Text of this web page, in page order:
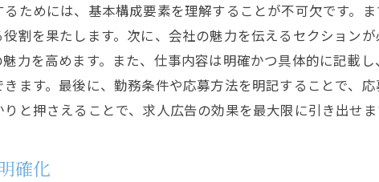
具体的かつ明確な仕事内容の説明
福利厚生と待遇の強調
効果的なビジュアルの選定
応募行動を促すコールトゥアクシ
ためには、基本構成要素を理解することが不可欠です。
割を果たします。次に、会社の魅力を伝えるセクション
力を高めます。また、仕事内容は明確かつ具体的に記載
ます。最後に、勤務条件や応募方法を明記することで、
と押さえることで、求人広告の効果を最大限に引き出せま
確化